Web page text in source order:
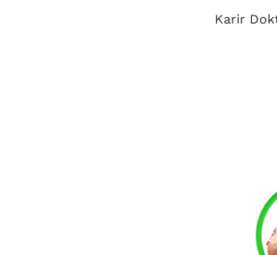
Karir